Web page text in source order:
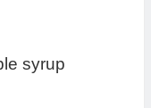
syrup